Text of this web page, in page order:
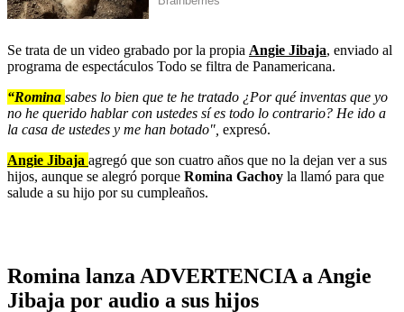
Se trata de un video grabado por la propia Angie Jibaja, enviado al
programa de espectáculos Todo se filtra de Panamericana.
“Romina sabes lo bien que te he tratado ¿Por qué inventas que yo
no he querido hablar con ustedes sí es todo lo contrario? He ido a
la casa de ustedes y me han botado", expresó.
Angie Jibaja agregó que son cuatro años que no la dejan ver a sus
hijos, aunque se alegró porque Romina Gachoy la llamó para que
salude a su hijo por su cumpleaños.
Romina lanza ADVERTENCIA a Angie
Jibaja por audio a sus hijos